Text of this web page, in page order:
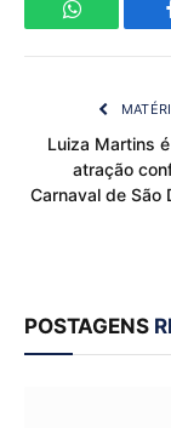
WhatsApp
Luiza Martins
atração
Carnaval de São
POSTAGENS